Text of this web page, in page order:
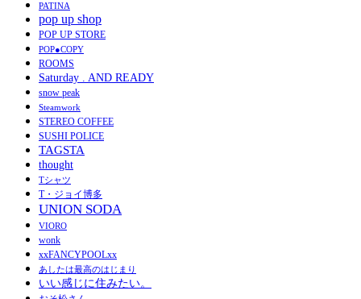
PATINA
pop up shop
POP UP STORE
POP●COPY
ROOMS
Saturday . AND READY
snow peak
Steamwork
STEREO COFFEE
SUSHI POLICE
TAGSTA
thought
Tシャツ
T・ジョイ博多
UNION SODA
VIORO
wonk
xxFANCYPOOLxx
あしたは最高のはじまり
いい感じに住みたい。